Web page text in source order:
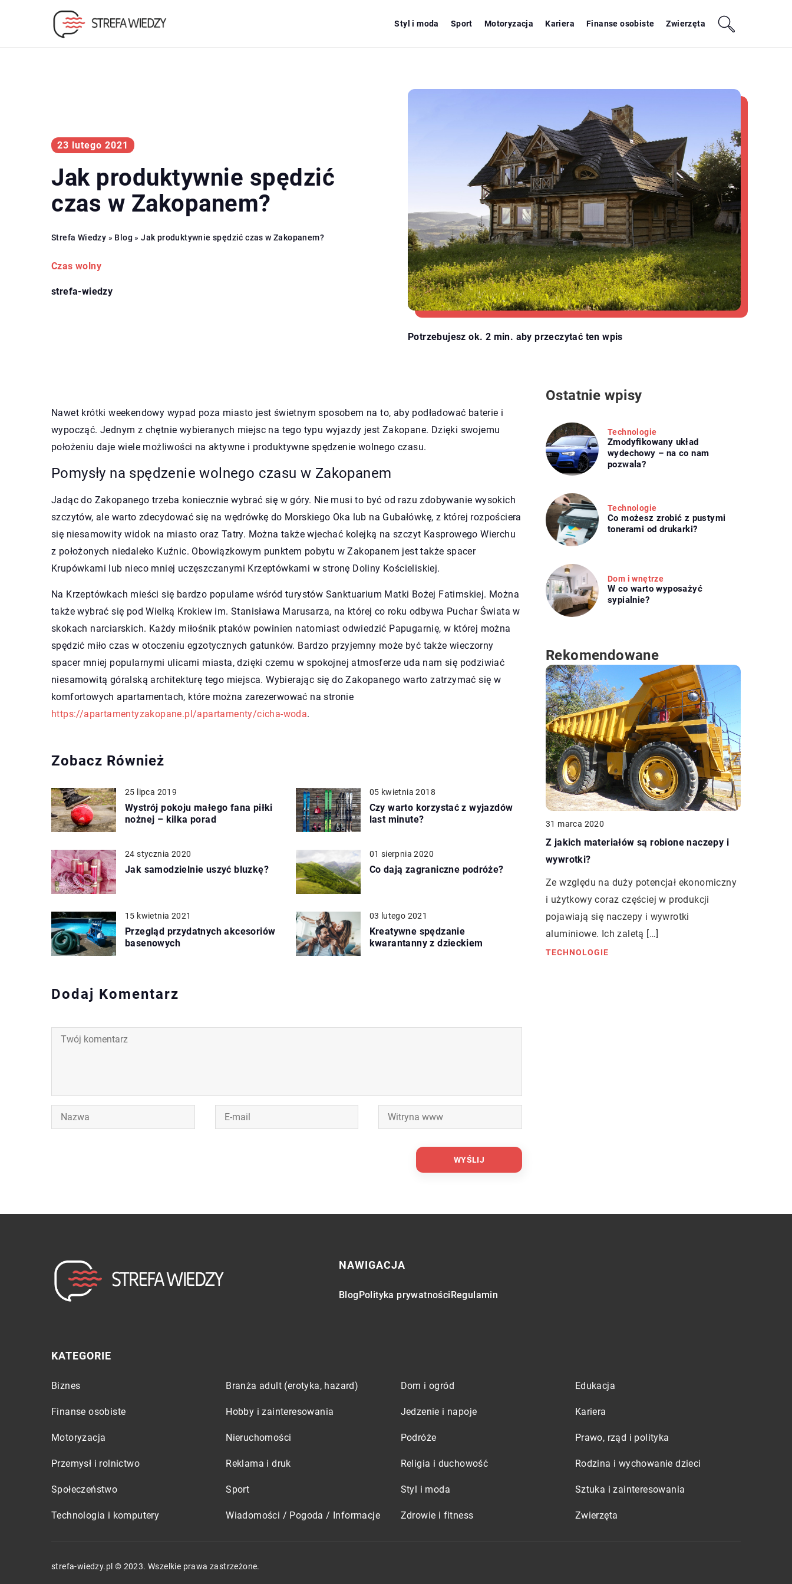
Styl i moda Sport Motoryzacja Kariera Finanse osobiste Zwierzęta
23 lutego 2021
Jak produktywnie spędzić
czas w Zakopanem?
Strefa Wiedzy » Blog »Jak produktywnie spędzić czas w Zakopanem?
Czas wolny
strefa-wiedzy
Potrzebujesz ok. 2 min. aby przeczytać ten wpis
Nawet krótki weekendowy wypad poza miasto jest świetnym sposobem na to, aby podładować baterie i
wypocząć. Jednym z chętnie wybieranych miejsc na tego typu wyjazdy jest Zakopane. Dzięki swojemu
położeniu daje wiele możliwości na aktywne i produktywne spędzenie wolnego czasu.
Pomysły na spędzenie wolnego czasu w Zakopanem
Jadąc do Zakopanego trzeba koniecznie wybrać się w góry. Nie musi to być od razu zdobywanie wysokich
szczytów, ale warto zdecydować się na wędrówkę do Morskiego Oka lub na Gubałówkę, z której rozpościera
się niesamowity widok na miasto oraz Tatry. Można także wjechać kolejką na szczyt Kasprowego Wierchu
z położonych niedaleko Kuźnic. Obowiązkowym punktem pobytu w Zakopanem jest także spacer
Krupówkami lub nieco mniej uczęszczanymi Krzeptówkami w stronę Doliny Kościeliskiej.
Na Krzeptówkach mieści się bardzo popularne wśród turystów Sanktuarium Matki Bożej Fatimskiej. Można
także wybrać się pod Wielką Krokiew im. Stanisława Marusarza, na której co roku odbywa Puchar Świata w
skokach narciarskich. Każdy miłośnik ptaków powinien natomiast odwiedzić Papugarnię, w której można
spędzić miło czas w otoczeniu egzotycznych gatunków. Bardzo przyjemny może być także wieczorny
spacer mniej popularnymi ulicami miasta, dzięki czemu w spokojnej atmosferze uda nam się podziwiać
niesamowitą góralską architekturę tego miejsca. Wybierając się do Zakopanego warto zatrzymać się w
komfortowych apartamentach, które można zarezerwować na stronie
https://apartamentyzakopane.pl/apartamenty/cicha-woda.
Zobacz Również
25 lipca 2019
Wystrój pokoju małego fana piłki
nożnej – kilka porad
05 kwietnia 2018
Czy warto korzystać z wyjazdów
last minute?
24 stycznia 2020
Jak samodzielnie uszyć bluzkę?
01 sierpnia 2020
Co dają zagraniczne podróże?
15 kwietnia 2021
Przegląd przydatnych akcesoriów
basenowych
03 lutego 2021
Kreatywne spędzanie
kwarantanny z dzieckiem
Dodaj Komentarz
Ostatnie wpisy
Technologie
Zmodyfikowany układ
wydechowy – na co nam
pozwala?
Technologie
Co możesz zrobić z pustymi
tonerami od drukarki?
Dom i wnętrze
W co warto wyposażyć
sypialnie?
Rekomendowane
31 marca 2020
Z jakich materiałów są robione naczepy i
wywrotki?
Ze względu na duży potencjał ekonomiczny
i użytkowy coraz częściej w produkcji
pojawiają się naczepy i wywrotki
aluminiowe. Ich zaletą […]
TECHNOLOGIE
NAWIGACJA
BlogPolityka prywatnościRegulamin
KATEGORIE
Biznes Branża adult (erotyka, hazard) Dom i ogród Edukacja
Finanse osobiste Hobby i zainteresowania Jedzenie i napoje Kariera
Motoryzacja Nieruchomości Podróże Prawo, rząd i polityka
Przemysł i rolnictwo Reklama i druk Religia i duchowość Rodzina i wychowanie dzieci
Społeczeństwo Sport Styl i moda Sztuka i zainteresowania
Technologia i komputery Wiadomości / Pogoda / Informacje Zdrowie i fitness Zwierzęta
strefa-wiedzy.pl © 2023. Wszelkie prawa zastrzeżone.